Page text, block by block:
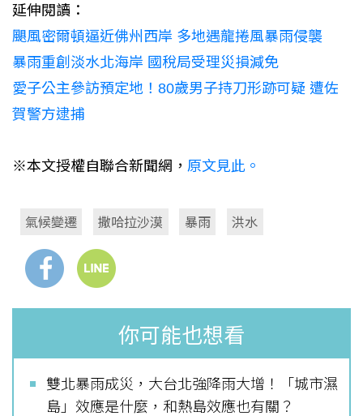
延伸閱讀：
颶風密爾頓逼近佛州西岸 多地遇龍捲風暴雨侵襲
暴雨重創淡水北海岸 國稅局受理災損減免
愛子公主參訪預定地！80歲男子持刀形跡可疑 遭佐
賀警方逮捕
※本文授權自聯合新聞網， 原文見此。
氣候變遷 撒哈拉沙漠 暴雨 洪水
你可能也想看
雙北暴雨成災，大台北強降雨大增！「城市濕
島」效應是什麼，和熱島效應也有關？